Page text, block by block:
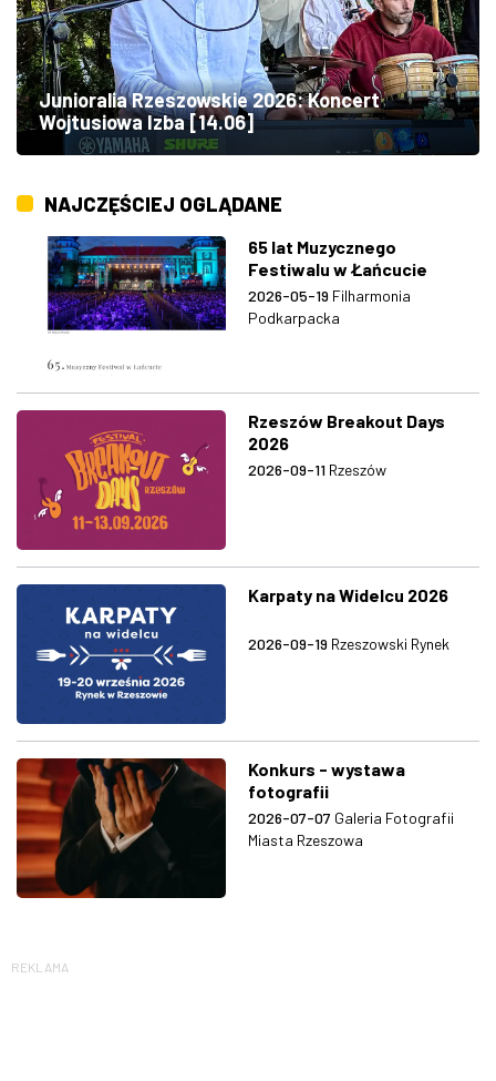
Junioralia Rzeszowskie 2026: Koncert
Wojtusiowa Izba [14.06]
NAJCZĘŚCIEJ OGLĄDANE
65 lat Muzycznego
Festiwalu w Łańcucie
2026-05-19 Filharmonia
Podkarpacka
Rzeszów Breakout Days
2026
2026-09-11 Rzeszów
Karpaty na Widelcu 2026
2026-09-19 Rzeszowski Rynek
Konkurs - wystawa
fotografii
2026-07-07 Galeria Fotografii
Miasta Rzeszowa
REKLAMA